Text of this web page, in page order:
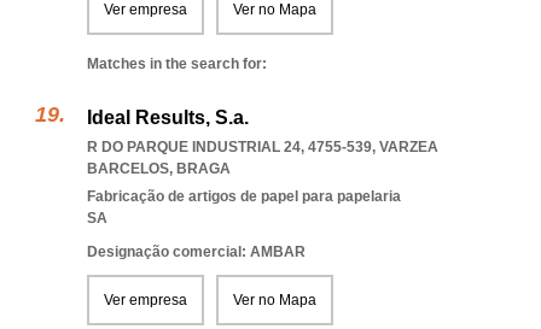
Ver empresa Ver no Mapa
Matches in the search for:
Ideal Results, S.a.
R DO PARQUE INDUSTRIAL 24, 4755-539, VARZEA
BARCELOS, BRAGA
Fabricação de artigos de papel para papelaria
SA
Designação comercial: AMBAR
Ver empresa Ver no Mapa